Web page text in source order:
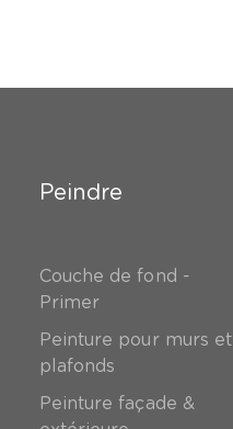
Peindre
Couche de fond -
Primer
Peinture pour murs et
plafonds
Peinture façade &